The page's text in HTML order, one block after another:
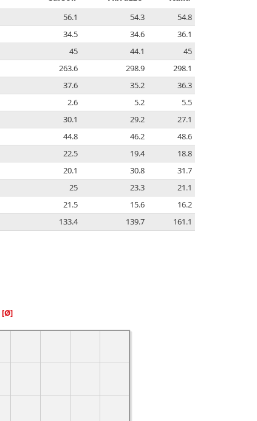
56.1 54.3
54.8
34.5 34.6
36.1
45 44.1
45
263.6 298.9
298.1
37.6 35.2
36.3
2.6 5.2
5.5
30.1 29.2
27.1
44.8 46.2
48.6
22.5 19.4
18.8
20.1 30.8
31.7
25 23.3
21.1
21.5 15.6
16.2
133.4 139.7 161.1
[Ø]